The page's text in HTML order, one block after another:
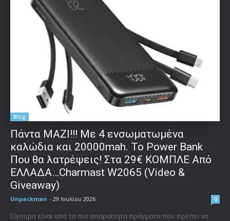
Blog
Πάντα ΜΑΖΙ!!! Με 4 ενσωματωμένα
καλώδια και 20000mah. Το Power Bank
Που θα λατρέψεις! Στα 29€ ΚΟΜΠΛΕ Από
ΕΛΛΑΔΑ…Charmast W2065 (Video &
Giveaway)
Unpackman - 29 Ιουλίου 2026 0
Σίγουρα είναι από τα πιο απαραίτητα πράγματα που πρέπει να